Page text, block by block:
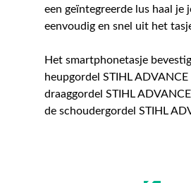
een geïntegreerde lus haal je
eenvoudig en snel uit het
Het smartphonetasje
heupgordel STIHL
draaggordel STIHL
de schoudergordel STIHL